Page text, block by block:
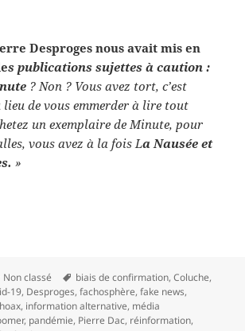
Desproges nous avait mis en
s publications sujettes à caution :
? Non ? Vous avez tort, c’est
de vous emmerder à lire tout
un exemplaire de Minute, pour
vous avez à la fois La Nausée et
»
Catégories
Non classé
Mots-
clés
biais de confirmation,Coluche,
19, Desproges,fachosphère,fake news,
hoax, information alternative, média
, pandémie, Pierre Dac, réinformation,